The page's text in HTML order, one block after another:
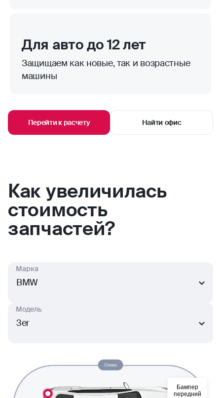
Для авто до 12 лет
Защищаем как новые, так и возрастные
машины
Перейти к расчету Найти офис
Как увеличилась
стоимость
запчастей?
BMW
Марка
3er
Модель
Бампер
передний